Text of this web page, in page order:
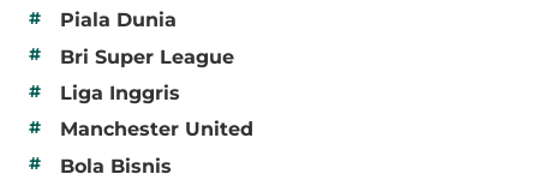
# Piala Dunia
# Bri Super League
# Liga Inggris
# Manchester United
# Bola Bisnis